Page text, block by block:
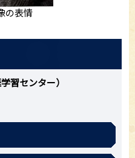
の表情
習センター）